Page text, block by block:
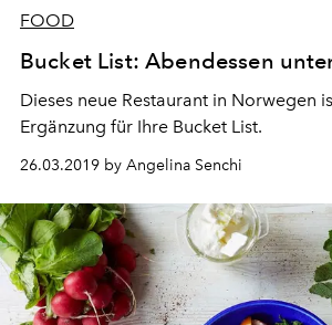
FOOD
Bucket List: Abendessen
Dieses neue Restaurant in Norwegen
Ergänzung für Ihre Bucket List.
26.03.2019 by Angelina Senchi